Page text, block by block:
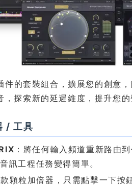
件的套裝組合，擴展您的創意
，探索新的延遲維度，提升您
/ 工具
：將任何輸入頻道重新路由
訊工程任務變得簡單。
款顆粒加倍器，只需點擊一下